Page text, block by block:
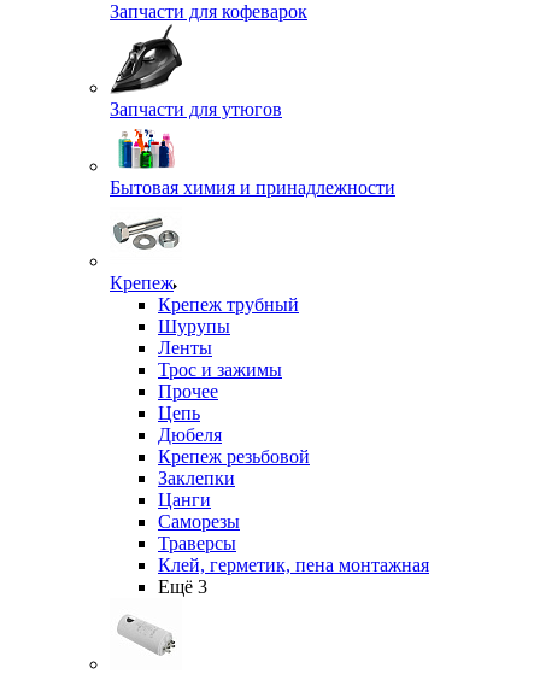
Запчасти для кофеварок
Запчасти для утюгов
Бытовая химия и принадлежности
Крепеж
Крепеж трубный
Шурупы
Ленты
Трос и зажимы
Прочее
Цепь
Дюбеля
Крепеж резьбовой
Заклепки
Цанги
Саморезы
Траверсы
Клей, герметик, пена монтажная
Ещё 3